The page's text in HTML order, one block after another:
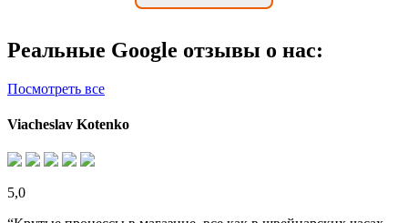
Реальные Google отзывы о нас:
Посмотреть все
Viacheslav Kotenko
5,0